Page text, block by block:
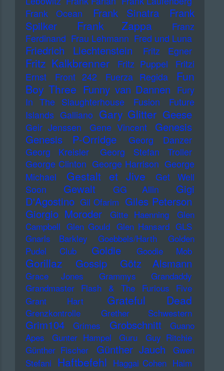
Frank Ocean
Frank Sinatra
Frank
Spilker
Frank Zappa
Franz
Ferdinand Frau Lehmann Fred und Luna
Friedrich Liechtenstein Fritz Egner
Fritz Kalkbrenner Fritz Puppel
Fritzi
Ernst
Front 242 Fuerza Regida
Fun
Boy Three Funny van Dannen Fury
In The Slaughterhouse
Fusion
Future
Islands Galliano Gary Glitter Geese
Geir Jenssen Gene Vincent
Genesis
Genesis P-Orridge
Georg Danzer
Georg Kreisler
Georg Stefan Troller
George Clinton George Harrison George
Michael
Gestalt et Jive
Get Well
Soon
Gewalt GG Allin
Gigi
D'Agostino Gil Ofarim Giles Peterson
Giorgio Moroder
Gitte Haenning
Glen
Campbell Glen Gould Glen Hansard GLS
Gnarls Barkley
Goebbels/Harth
Golden
Pudel Club
Goldie Goodie Mob
Gorillaz Gossip Götz Alsmann
Grace Jones Grammys
Grandaddy
Grandmaster Flash & The Furious Five
Grant Hart
Grateful Dead
Grenzkontrolle Grether Schwestern
Grim104 Grimes Grobschnitt
Guano
Apes
Gunter Hampel Guru
Guy Ritchie
Günther Fischer
Günther Jauch
Gwen
Stefani Haftbefehl Haggai Cohen Haim